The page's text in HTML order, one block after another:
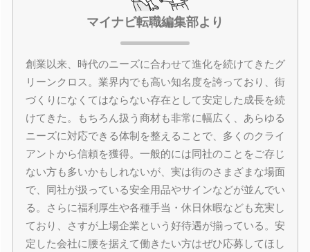
マイナビ転職編集部より
創業以来、時代のニーズに合わせて進化を続けてきたグ
リーンクロス。業界内でも高い知名度を誇っており、街
づくりになくてはならない存在として安定した成長を続
けてきた。もちろん扱う商材も非常に幅広く、あらゆる
ニーズに対応できる体制を整えることで、多くのクライ
アントから信頼を獲得。一般的には同社のことをご存じ
ない方も多いかもしれないが、実は街のさまざまな場面
で、同社が扱っている安全用品やサインなどが並んでい
る。さらに福利厚生や各種手当・休日休暇なども充実し
ており、さすが上場企業という好待遇が揃っている。安
定した会社に腰を据えて働きたい方はぜひ応募してほし